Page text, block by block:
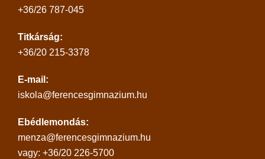
+36/26 787-045
Titkárság:
+36/20 215-3378
E-mail:
iskola@ferencesgimnazium.hu
Ebédlemondás:
menza@ferencesgimnazium.hu
vagy: +36/20 226-5700